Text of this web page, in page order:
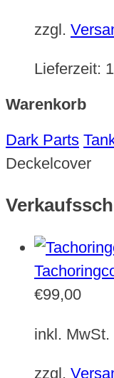
zzgl.
Lieferzeit:
Warenkorb
Dark Parts
Deckelcover
€99,00
inkl. MwSt.
zzgl.